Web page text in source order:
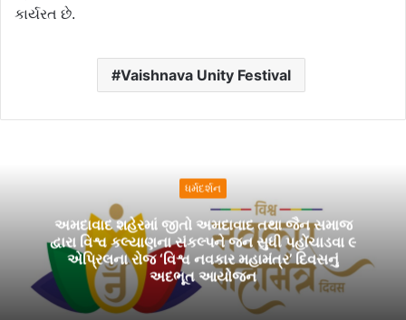
કાર્યરત છે.
Vaishnava Unity Festival
ધર્મદર્શન
અમદાવાદ શહેરમાં જીતો અમદાવાદ તથા જૈન સમાજ
દ્વારા વિશ્વ કલ્યાણના સંકલ્પને જન સુધી પહોંચાડવા ૯
એપ્રિલના રોજ ‘વિશ્વ નવકાર મહામંત્ર’ દિવસનું
અદભૂત આયોજન